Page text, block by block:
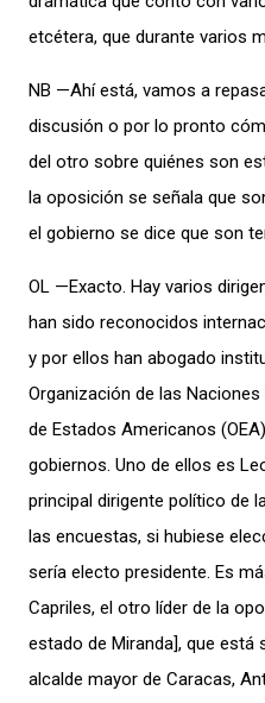
etcétera, que durante varios
NB —Ahí está, vamos a
discusión o por lo pronto
del otro sobre quiénes son
la oposición se señala que
el gobierno se dice que son
OL —Exacto. Hay varios
han sido reconocidos
y por ellos han abogado
Organización de las Naciones
de Estados Americanos
gobiernos. Uno de ellos es
principal dirigente político de
las encuestas, si hubiese
sería electo presidente. Es
Capriles, el otro líder de la
estado de Miranda], que está
alcalde mayor de Caracas,